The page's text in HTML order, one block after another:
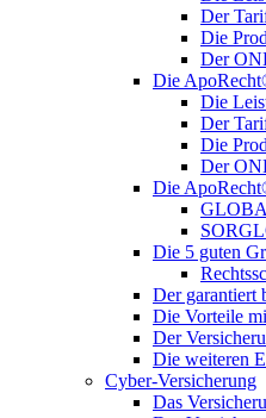
Der
Die
Der
Die
Die
Der
Die
Der
Die
Die 5 guten
Der garantiert
Die Vorteile
Der
Die weiteren
Cyber-Versicherung
Das